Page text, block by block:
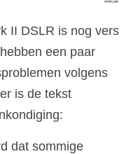
II DSLR is nog vers
een paar
volgens
is de tekst
dat sommige